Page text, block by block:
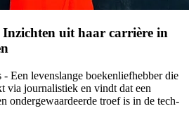
Inzichten uit haar carrière in
Een levenslange boekenliefhebber die
via journalistiek en vindt dat een
ondergewaardeerde troef is in de tech-